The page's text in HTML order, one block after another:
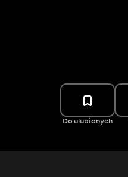
Do ulubionych